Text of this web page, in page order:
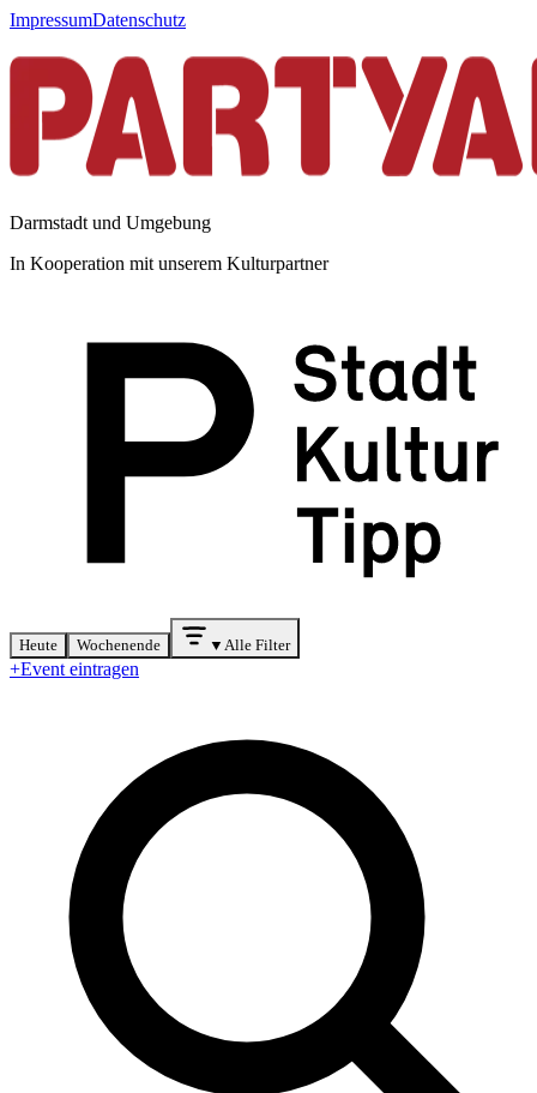
ImpressumDatenschutz
Darmstadt und Umgebung
In Kooperation mit unserem Kulturpartner
Heute Wochenende ▼ Alle Filter
+Event eintragen